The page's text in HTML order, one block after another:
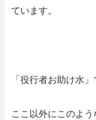
ています。
「役行者お助け水」
ここ以外にこのよ